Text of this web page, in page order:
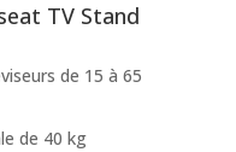
TV Stand
de 15 à 65
de 40 kg